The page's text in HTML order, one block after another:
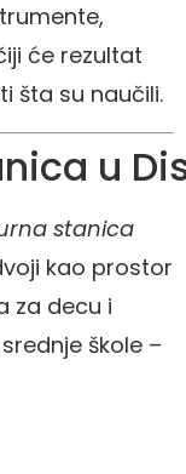
će rezultat
šta su naučili.
u
stanica
kao prostor
za decu i
škole –